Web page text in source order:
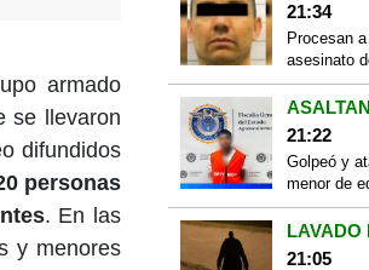
armado
se llevaron
difundidos
personas
. En las
y menores
21:34
Procesan
asesinato
21:22
Golpeó y
menor de
LAVADO
21:05